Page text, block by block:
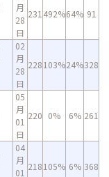
月
28
日
231 492%64% 91
02
月
28
日
228103%24%328
05
月
01
日
220 0% 6% 261
04
月
01
218105% 6% 368